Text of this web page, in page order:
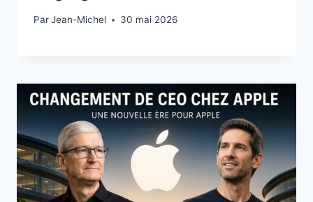
ParJean-Michel
30 mai 2026 30 mai 2026